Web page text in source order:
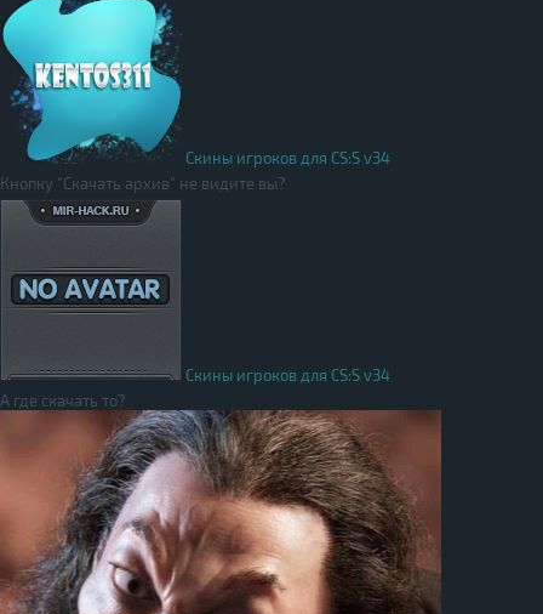
Скины игроков для CS:S v34
Кнопку "Скачать архив" не видите вы?
Скины игроков для CS:S v34
А где скачать то?